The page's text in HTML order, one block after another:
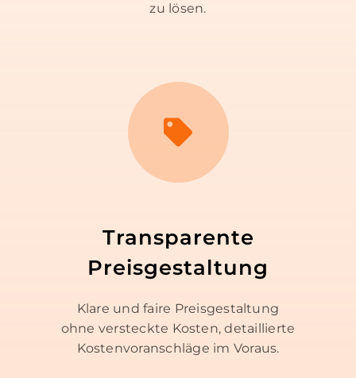
zu lösen.
Transparente
Preisgestaltung
Klare und faire Preisgestaltung
ohne versteckte Kosten, detaillierte
Kostenvoranschläge im Voraus.